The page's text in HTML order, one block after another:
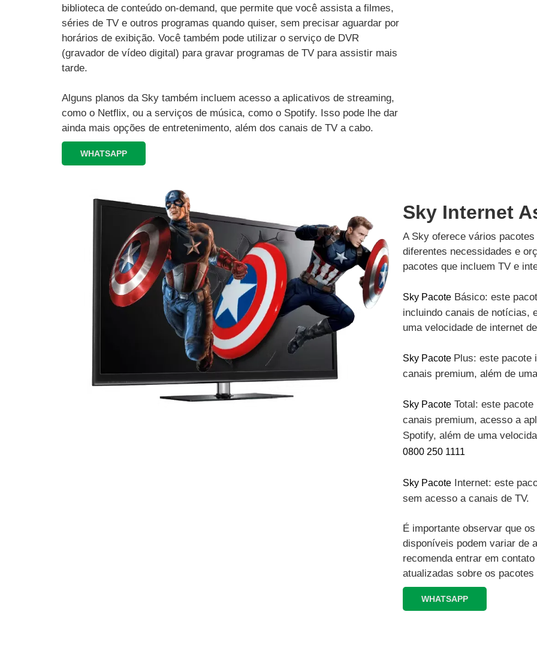
biblioteca de conteúdo on-demand, que permite que você assista a filmes,
séries de TV e outros programas quando quiser, sem precisar aguardar por
horários de exibição. Você também pode utilizar o serviço de DVR
(gravador de vídeo digital) para gravar programas de TV para assistir mais
tarde.
Alguns planos da Sky também incluem acesso a aplicativos de streaming,
como o Netflix, ou a serviços de música, como o Spotify. Isso pode lhe dar
ainda mais opções de entretenimento, além dos canais de TV a cabo.
WHATSAPP
Sky Internet
A Sky oferece vários
diferentes necessidades e
pacotes que incluem TV e
Sky Pacote Básico: este
incluindo canais de notícias,
uma velocidade de internet
Sky Pacote Plus: este pacote
canais premium, além de
Sky Pacote Total: este
canais premium, acesso a
Spotify, além de uma
0800 250 1111
Sky Pacote Internet: este
sem acesso a canais de TV.
É importante observar que
disponíveis podem variar de
recomenda entrar em
atualizadas sobre os
WHATSAPP